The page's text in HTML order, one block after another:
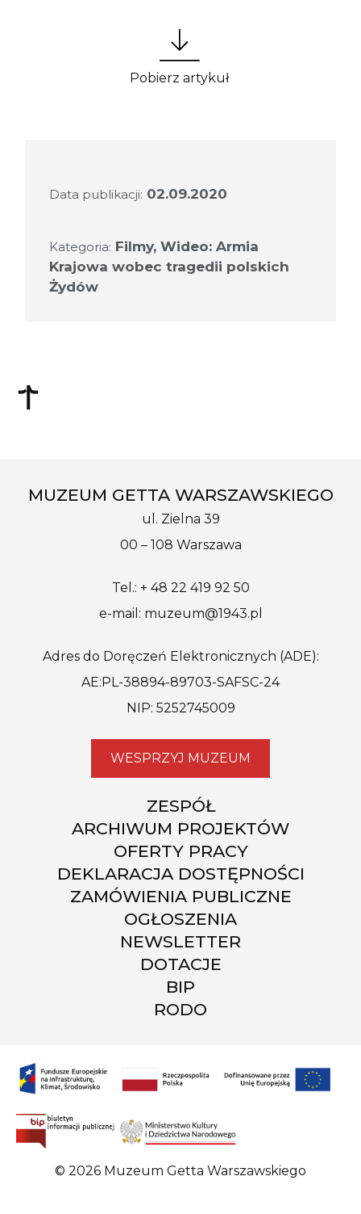
Pobierz artykuł
Data publikacji: 02.09.2020
Kategoria: Filmy,Wideo: Armia
Krajowa wobec tragedii polskich
Żydów
MUZEUM GETTA WARSZAWSKIEGO
ul. Zielna 39
00 – 108 Warszawa
Tel.: + 48 22 419 92 50
e-mail: muzeum@1943.pl
Adres do Doręczeń Elektronicznych (ADE):
AE:PL-38894-89703-SAFSC-24
NIP: 5252745009
WESPRZYJ MUZEUM
ZESPÓŁ
ARCHIWUM PROJEKTÓW
OFERTY PRACY
DEKLARACJA DOSTĘPNOŚCI
ZAMÓWIENIA PUBLICZNE
OGŁOSZENIA
NEWSLETTER
DOTACJE
BIP
RODO
© 2026 Muzeum Getta Warszawskiego